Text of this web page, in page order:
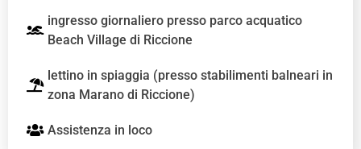
ingresso giornaliero presso parco acquatico
Beach Village di Riccione
lettino in spiaggia (presso stabilimenti balneari in
zona Marano di Riccione)
Assistenza in loco